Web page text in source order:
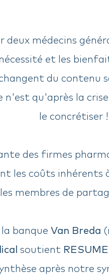
deux médecins
et les
du
n'est qu'après la
le concrétiser !
des firmes
les coûts inhérents
membres de
banque Van Breda
soutient
après notre